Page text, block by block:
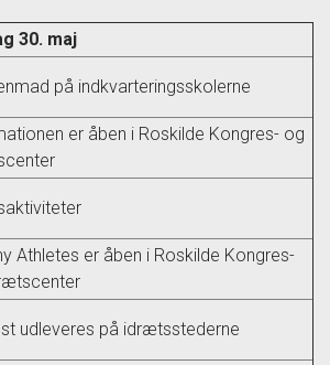
30. maj
på indkvarteringsskolerne
er åben i Roskilde Kongres- og
Athletes er åben i Roskilde Kongres-
udleveres på idrætsstederne